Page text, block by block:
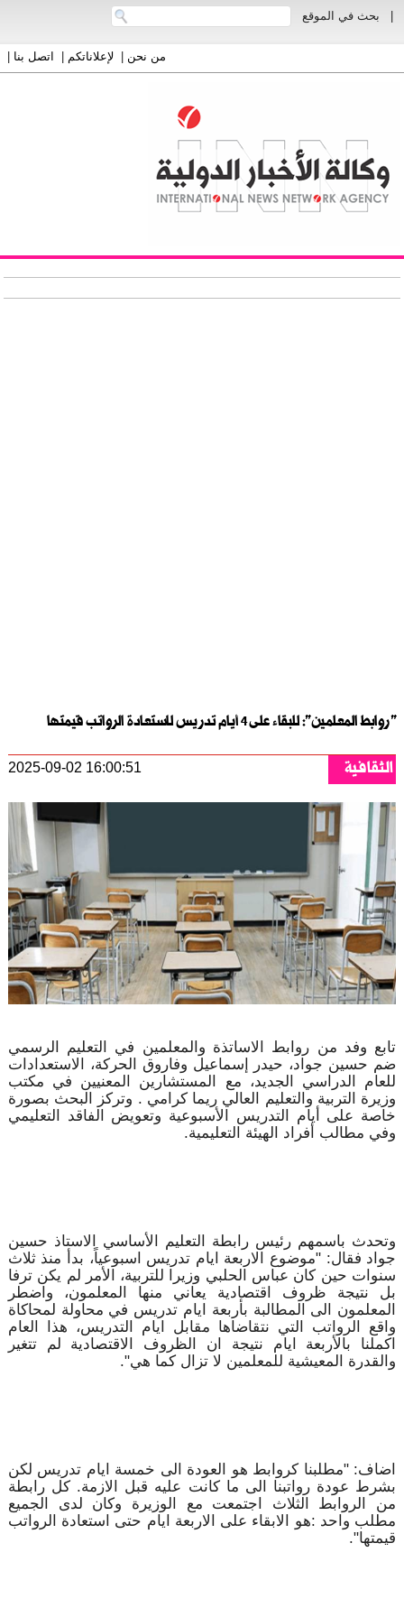
بحث في الموقع
من نحن| لإعلاناتكم| اتصل بنا|
"روابط المعلمين": للبقاء على 4 أيام تدريس لاستعادة الرواتب قيمتها
الثقافية 2025-09-02 16:00:51
تابع وفد من روابط الاساتذة والمعلمين في التعليم الرسمي
ضم حسين جواد، حيدر إسماعيل وفاروق الحركة، الاستعدادات
للعام الدراسي الجديد، مع المستشارين المعنيين في مكتب
وزيرة التربية والتعليم العالي ريما كرامي . وتركز البحث بصورة
خاصة على أيام التدريس الأسبوعية وتعويض الفاقد التعليمي
وفي مطالب أفراد الهيئة التعليمية.
وتحدث باسمهم رئيس رابطة التعليم الأساسي الاستاذ حسين
جواد فقال: "موضوع الاربعة ايام تدريس اسبوعياً، بدأ منذ ثلاث
سنوات حين كان عباس الحلبي وزيرا للتربية، الأمر لم يكن ترفا
بل نتيجة ظروف اقتصادية يعاني منها المعلمون، واضطر
المعلمون الى المطالبة بأربعة ايام تدريس في محاولة لمحاكاة
واقع الرواتب التي نتقاضاها مقابل ايام التدريس، هذا العام
اكملنا بالأربعة ايام نتيجة ان الظروف الاقتصادية لم تتغير
والقدرة المعيشية للمعلمين لا تزال كما هي".
اضاف: "مطلبنا كروابط هو العودة الى خمسة ايام تدريس لكن
بشرط عودة رواتبنا الى ما كانت عليه قبل الازمة. كل رابطة
من الروابط الثلاث اجتمعت مع الوزيرة وكان لدى الجميع
مطلب واحد :هو الابقاء على الاربعة ايام حتى استعادة الرواتب
قيمتها".